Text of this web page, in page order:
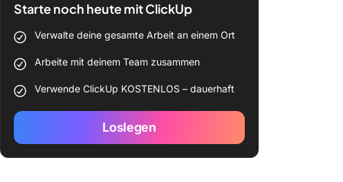
Starte noch heute mit ClickUp
Verwalte deine gesamte Arbeit an einem Ort
Arbeite mit deinem Team zusammen
Verwende ClickUp KOSTENLOS – dauerhaft
Loslegen